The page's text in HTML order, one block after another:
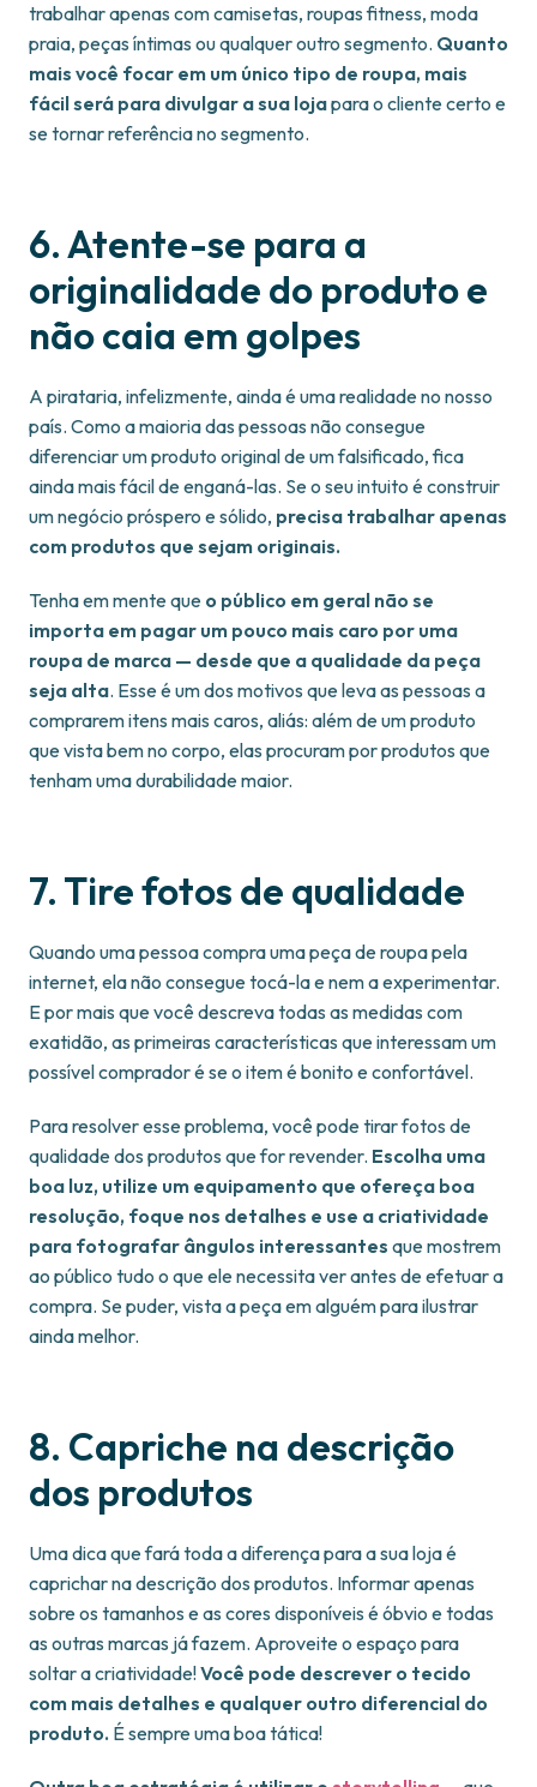
trabalhar apenas com camisetas, roupas fitness, moda
praia, peças íntimas ou qualquer outro segmento. Quanto
mais você focar em um único tipo de roupa, mais
fácil será para divulgar a sua lojapara o cliente certo e
se tornar referência no segmento.
6. Atente-se para a
originalidade do produto e
não caia em golpes
A pirataria, infelizmente, ainda é uma realidade no nosso
país. Como a maioria das pessoas não consegue
diferenciar um produto original de um falsificado, fica
ainda mais fácil de enganá-las. Se o seu intuito é construir
um negócio próspero e sólido, precisa trabalhar apenas
com produtos que sejam originais.
Tenha em mente que o público em geral não se
importa em pagar um pouco mais caro por uma
roupa de marca — desde que a qualidade da peça
seja alta. Esse é um dos motivos que leva as pessoas a
comprarem itens mais caros, aliás: além de um produto
que vista bem no corpo, elas procuram por produtos que
tenham uma durabilidade maior.
7. Tire fotos de qualidade
Quando uma pessoa compra uma peça de roupa pela
internet, ela não consegue tocá-la e nem a experimentar.
E por mais que você descreva todas as medidas com
exatidão, as primeiras características que interessam um
possível comprador é se o item é bonito e confortável.
Para resolver esse problema, você pode tirar fotos de
qualidade dos produtos que for revender. Escolha uma
boa luz, utilize um equipamento que ofereça boa
resolução, foque nos detalhes e use a criatividade
para fotografar ângulos interessantes que mostrem
ao público tudo o que ele necessita ver antes de efetuar a
compra. Se puder, vista a peça em alguém para ilustrar
ainda melhor.
8. Capriche na descrição
dos produtos
Uma dica que fará toda a diferença para a sua loja é
caprichar na descrição dos produtos. Informar apenas
sobre os tamanhos e as cores disponíveis é óbvio e todas
as outras marcas já fazem. Aproveite o espaço para
soltar a criatividade!Você pode descrever o tecido
com mais detalhes e qualquer outro diferencial do
produto. É sempre uma boa tática!